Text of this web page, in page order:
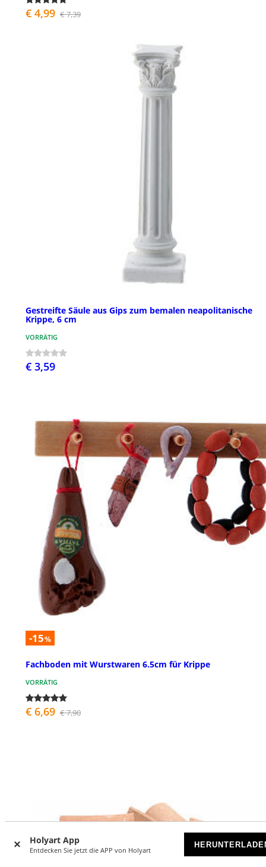
Holyart App
Entdecken Sie jetzt die APP von Holyart
€ 4,99 € 7,39
Gestreifte Säule aus Gips zum bemalen neapolitanische
Krippe, 6 cm
VORRÄTIG
€ 3,59
-15%
Fachboden mit Wurstwaren 6.5cm für Krippe
VORRÄTIG
€ 6,69 € 7,90